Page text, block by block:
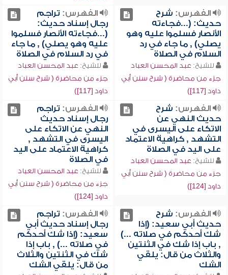
الفهرس: شرح
حديث: (...فجاءته
الأنصار فسلموا عليه وهو
يصلي) , ما جاء في رد
السلام في الصلاة
للشيخ: عبد المحسن العباد
جزء من محاضرة ( شرح سنن أبي
داود [117])
الفهرس: تراجم
رجال إسناد حديث:
(...فجاءته الأنصار فسلموا
عليه وهو يصلي) , ما جاء
في رد السلام في الصلاة
للشيخ: عبد المحسن العباد
جزء من محاضرة ( شرح سنن أبي
داود [117])
الفهرس: شرح
حديث النهي عن
الاتكاء على اليسرى في
التشهد , كراهية الاعتماد
على اليد في الصلاة
للشيخ: عبد المحسن العباد
جزء من محاضرة ( شرح سنن أبي
داود [124])
الفهرس: تراجم
رجال إسناد حديث
النهي عن الاتكاء على
اليسرى في التشهد ,
كراهية الاعتماد على اليد
في الصلاة
للشيخ: عبد المحسن العباد
جزء من محاضرة ( شرح سنن أبي
داود [124])
الفهرس: شرح
حديث أبي سعيد: (إذا
شك أحدكم في صلاته ...)
, باب إذا شك في الثنتين
والثلاث من قال: يلقي
الشك
الفهرس: تراجم
رجال إسناد حديث أبي
سعيد: (إذا شك أحدكم
في صلاته ...) , باب إذا
شك في الثنتين والثلاث
من قال: يلقي الشك